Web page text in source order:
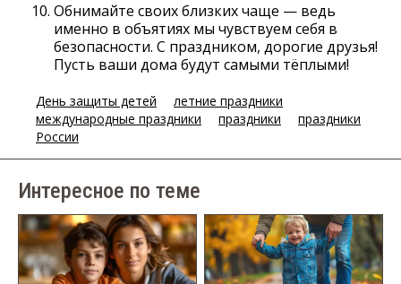
Обнимайте своих близких чаще — ведь
именно в объятиях мы чувствуем себя в
безопасности. С праздником, дорогие друзья!
Пусть ваши дома будут самыми тёплыми!
День защиты детей
летние праздники
международные праздники
праздники
праздники
России
Интересное по теме